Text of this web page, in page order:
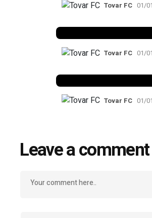
Tovar FC 01/
Tovar FC 01/
Tovar FC 01/
Leave a comment